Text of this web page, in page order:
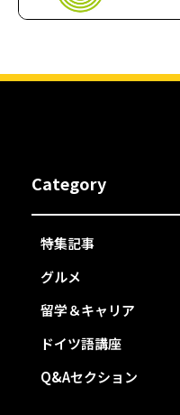
Category
特集記事
グルメ
留学＆キャリア
ドイツ語講座
Q&Aセクション